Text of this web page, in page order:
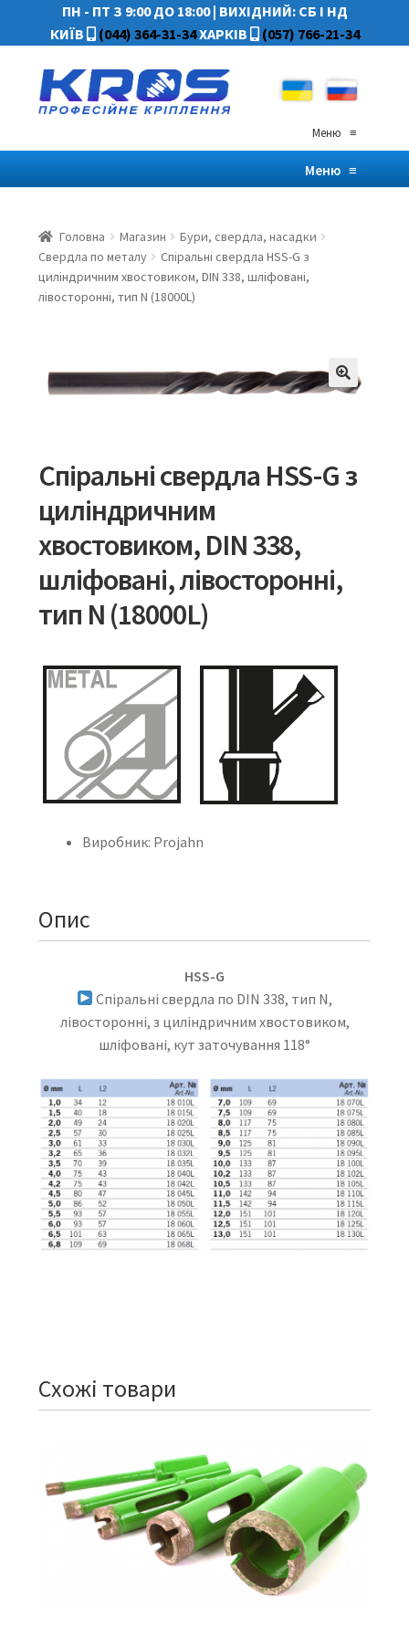
ПН - ПТ З 9:00 ДО 18:00| ВИХІДНИЙ: СБ І НД
КИЇВ
(044) 364-31-34ХАРКІВ (057) 766-21-34
Меню≡
Меню≡
Головна Магазин
Бури, свердла, насадки
Свердла по металу
Спіральні свердла HSS-G з
циліндричним хвостовиком, DIN 338, шліфовані,
лівосторонні, тип N (18000L)
Спіральні свердла HSS-G з
циліндричним
хвостовиком, DIN 338,
шліфовані, лівосторонні,
тип N (18000L)
Виробник: Projahn
Опис
HSS-G
Спіральні свердла по DIN 338, тип N,
лівосторонні, з циліндричним хвостовиком,
шліфовані, кут заточування 118°
Схожі товари